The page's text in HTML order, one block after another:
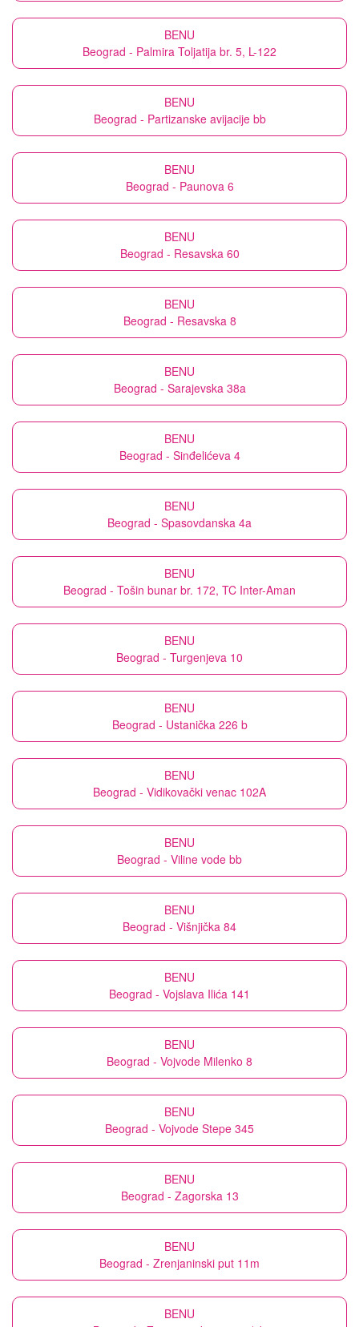
BENU
Beograd - Palmira Toljatija br. 5, L-122
BENU
Beograd - Partizanske avijacije bb
BENU
Beograd - Paunova 6
BENU
Beograd - Resavska 60
BENU
Beograd - Resavska 8
BENU
Beograd - Sarajevska 38a
BENU
Beograd - Sinđelićeva 4
BENU
Beograd - Spasovdanska 4a
BENU
Beograd - Tošin bunar br. 172, TC Inter-Aman
BENU
Beograd - Turgenjeva 10
BENU
Beograd - Ustanička 226 b
BENU
Beograd - Vidikovački venac 102A
BENU
Beograd - Viline vode bb
BENU
Beograd - Višnjička 84
BENU
Beograd - Vojslava Ilića 141
BENU
Beograd - Vojvode Milenko 8
BENU
Beograd - Vojvode Stepe 345
BENU
Beograd - Zagorska 13
BENU
Beograd - Zrenjaninski put 11m
BENU